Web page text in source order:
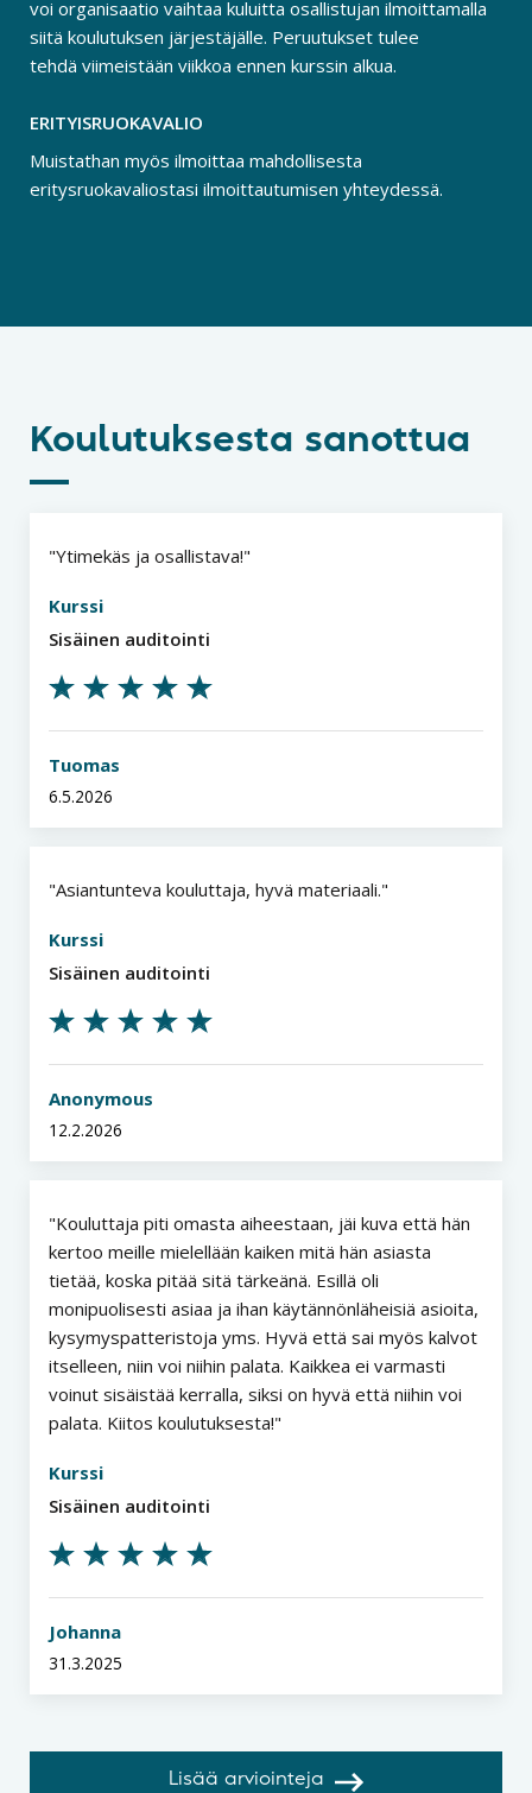
voi organisaatio vaihtaa kuluitta osallistujan ilmoittamalla
siitä koulutuksen järjestäjälle. Peruutukset tulee
tehdä viimeistään viikkoa ennen kurssin alkua.
ERITYISRUOKAVALIO
Muistathan myös ilmoittaa mahdollisesta
eritysruokavaliostasi ilmoittautumisen yhteydessä.
Koulutuksesta sanottua
Ytimekäs ja osallistava!
Kurssi
Sisäinen auditointi
Tuomas
6.5.2026
Asiantunteva kouluttaja, hyvä materiaali.
Kurssi
Sisäinen auditointi
Anonymous
12.2.2026
Kouluttaja piti omasta aiheestaan, jäi kuva että hän
kertoo meille mielellään kaiken mitä hän asiasta
tietää, koska pitää sitä tärkeänä. Esillä oli
monipuolisesti asiaa ja ihan käytännönläheisiä asioita,
kysymyspatteristoja yms. Hyvä että sai myös kalvot
itselleen, niin voi niihin palata. Kaikkea ei varmasti
voinut sisäistää kerralla, siksi on hyvä että niihin voi
palata. Kiitos koulutuksesta!
Kurssi
Sisäinen auditointi
Johanna
31.3.2025
Lisää arviointeja